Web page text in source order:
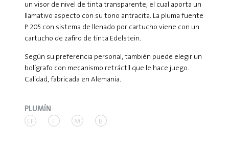
un visor de nivel de tinta transparente, el cual aporta un
llamativo aspecto con su tono antracita. La pluma fuente
P 205 con sistema de llenado por cartucho viene con un
cartucho de zafiro de tinta Edelstein.
Según su preferencia personal, también puede elegir un
bolígrafo con mecanismo retráctil que le hace juego.
Calidad, fabricada en Alemania.
PLUMÍN
EF F M B